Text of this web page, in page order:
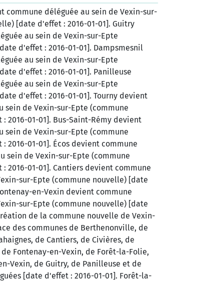
commune déléguée au sein de Vexin-sur-
[date d'effet : 2016-01-01]. Guitry
au sein de Vexin-sur-Epte
d'effet : 2016-01-01]. Dampsmesnil
au sein de Vexin-sur-Epte
d'effet : 2016-01-01]. Panilleuse
au sein de Vexin-sur-Epte
d'effet : 2016-01-01]. Tourny devient
sein de Vexin-sur-Epte (commune
2016-01-01]. Bus-Saint-Rémy devient
sein de Vexin-sur-Epte (commune
2016-01-01]. Écos devient commune
sein de Vexin-sur-Epte (commune
2016-01-01]. Cantiers devient commune
sur-Epte (commune nouvelle) [date
en-Vexin devient commune
sur-Epte (commune nouvelle) [date
de la commune nouvelle de Vexin-
des communes de Berthenonville, de
de Cantiers, de Civières, de
Fontenay-en-Vexin, de Forêt-la-Folie,
Vexin, de Guitry, de Panilleuse et de
[date d'effet : 2016-01-01]. Forêt-la-